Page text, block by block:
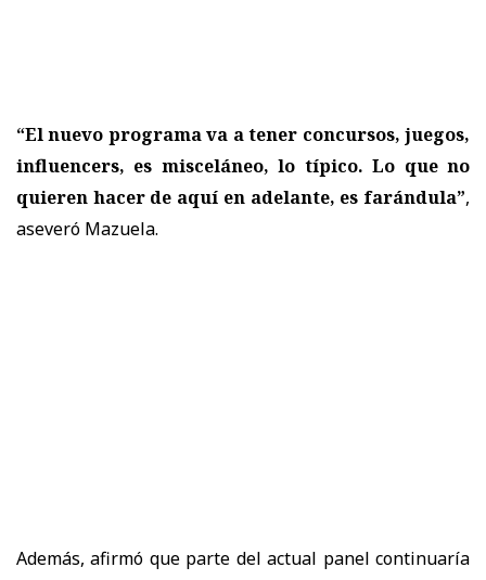
“El nuevo programa va a tener concursos, juegos,
influencers, es misceláneo, lo típico. Lo que no
quieren hacer de aquí en adelante, es farándula”,
aseveró Mazuela.
Además, afirmó que parte del actual panel continuaría